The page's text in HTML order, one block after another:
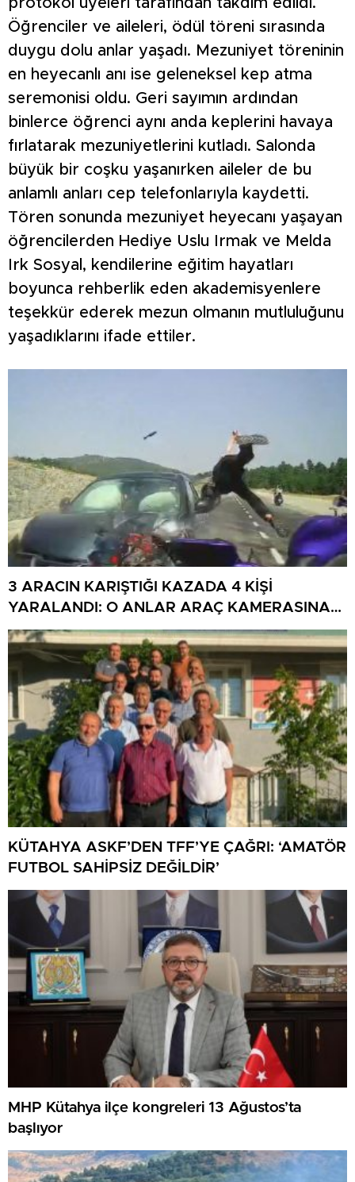
protokol üyeleri tarafından takdim edildi.
Öğrenciler ve aileleri, ödül töreni sırasında
duygu dolu anlar yaşadı. Mezuniyet töreninin
en heyecanlı anı ise geleneksel kep atma
seremonisi oldu. Geri sayımın ardından
binlerce öğrenci aynı anda keplerini havaya
fırlatarak mezuniyetlerini kutladı. Salonda
büyük bir coşku yaşanırken aileler de bu
anlamlı anları cep telefonlarıyla kaydetti.
Tören sonunda mezuniyet heyecanı yaşayan
öğrencilerden Hediye Uslu Irmak ve Melda
Irk Sosyal, kendilerine eğitim hayatları
boyunca rehberlik eden akademisyenlere
teşekkür ederek mezun olmanın mutluluğunu
yaşadıklarını ifade ettiler.
3 ARACIN KARIŞTIĞI KAZADA 4 KİŞİ
YARALANDI: O ANLAR ARAÇ KAMERASINA
YANSIDI
KÜTAHYA ASKF’DEN TFF’YE ÇAĞRI: ‘AMATÖR
FUTBOL SAHİPSİZ DEĞİLDİR’
MHP Kütahya ilçe kongreleri 13 Ağustos’ta
başlıyor